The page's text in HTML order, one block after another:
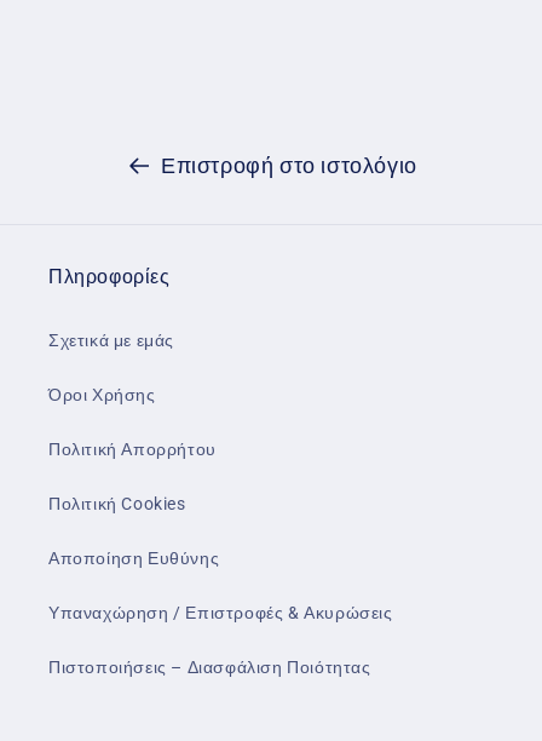
Επιστροφή στο ιστολόγιο
Πληροφορίες
Σχετικά με εμάς
Όροι Χρήσης
Πολιτική Απορρήτου
Πολιτική Cookies
Αποποίηση Ευθύνης
Υπαναχώρηση / Επιστροφές & Ακυρώσεις
Πιστοποιήσεις – Διασφάλιση Ποιότητας